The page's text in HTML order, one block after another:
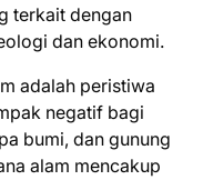
terkait dengan
dan ekonomi.
adalah peristiwa
negatif bagi
bumi, dan gunung
alam mencakup